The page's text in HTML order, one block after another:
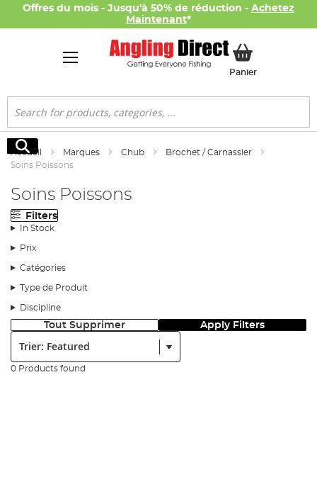
Offres du mois - Jusqu'à 50% de réduction - Achetez
Maintenant*
PanierMon panier
Rechercher
Rechercher
Accueil Marques Chub
Brochet / Carnassier
Soins Poissons
Soins Poissons
Filters
In Stock
Prix
Catégories
Type de Produit
Discipline
Tout Supprimer Apply Filters
0 Products found